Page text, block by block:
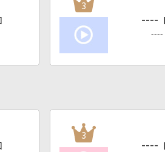
3
----
----
3
----